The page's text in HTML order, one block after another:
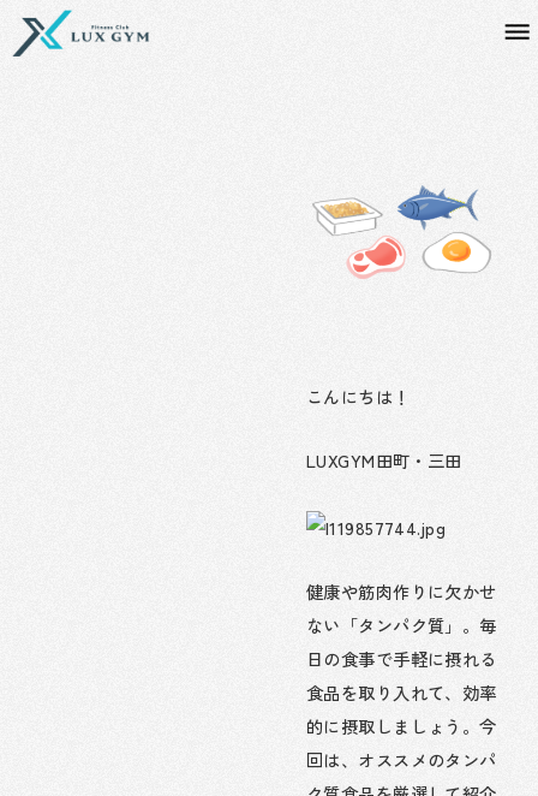
こんにちは！
LUXGYM田町・三田
健康や筋肉作りに欠かせ
ない「タンパク質」。毎
日の食事で手軽に摂れる
食品を取り入れて、効率
的に摂取しましょう。今
回は、オススメのタンパ